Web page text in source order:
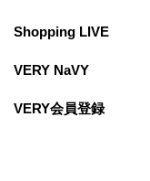
Shopping LIVE
VERY NaVY
VERY会員登録